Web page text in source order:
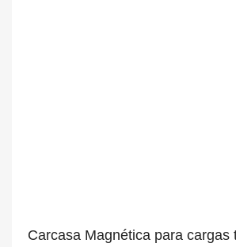
Carcasa Magnética para cargas